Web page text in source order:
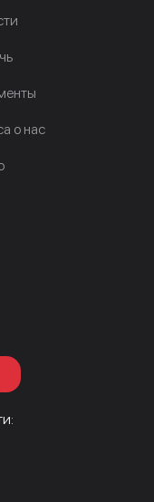
о нас